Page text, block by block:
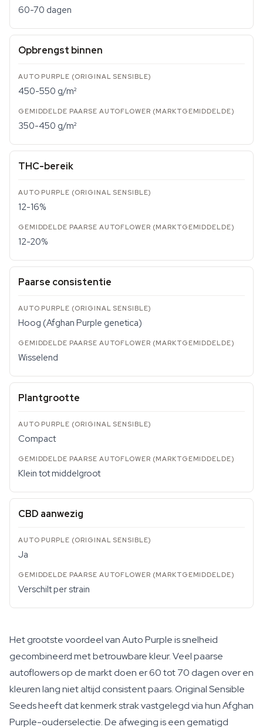
60-70 dagen
Opbrengst binnen
450-550 g/m²
350-450 g/m²
THC-bereik
12-16%
12-20%
Paarse consistentie
Hoog (Afghan Purple genetica)
Wisselend
Plantgrootte
Compact
Klein tot middelgroot
CBD aanwezig
Ja
Verschilt per strain
Het grootste voordeel van Auto Purple is snelheid
gecombineerd met betrouwbare kleur. Veel paarse
autoflowers op de markt doen er 60 tot 70 dagen over en
kleuren lang niet altijd consistent paars. Original Sensible
Seeds heeft dat kenmerk strak vastgelegd via hun Afghan
Purple-ouderselectie. De afweging is een gematigd